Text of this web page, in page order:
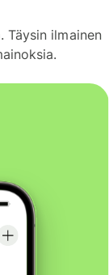
Täysin ilmainen